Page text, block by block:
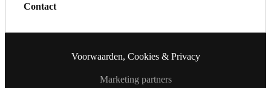
Contact
Voorwaarden, Cookies & Privacy
Marketing partners